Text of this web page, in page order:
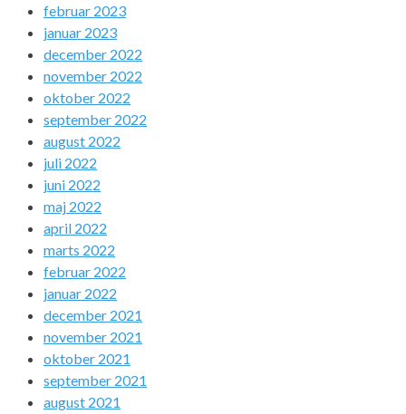
februar 2023
januar 2023
december 2022
november 2022
oktober 2022
september 2022
august 2022
juli 2022
juni 2022
maj 2022
april 2022
marts 2022
februar 2022
januar 2022
december 2021
november 2021
oktober 2021
september 2021
august 2021